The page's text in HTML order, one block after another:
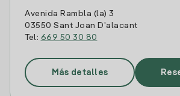
Avenida Rambla (la) 3
03550 Sant Joan D'alacant
Tel: 669 50 30 80
Más detalles